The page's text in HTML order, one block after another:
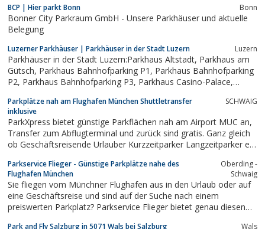
BCP | Hier parkt Bonn Bonn
Bonner City Parkraum GmbH - Unsere Parkhäuser und aktuelle
Belegung
Luzerner Parkhäuser | Parkhäuser in der Stadt Luzern Luzern
Parkhäuser in der Stadt Luzern:Parkhaus Altstadt, Parkhaus am
Gütsch, Parkhaus Bahnhofparking P1, Parkhaus Bahnhofparking
P2, Parkhaus Bahnhofparking P3, Parkhaus Casino-Palace,
Parkplätze nah am Flughafen München Shuttletransfer
inklusive
SCHWAIG
ParkXpress bietet günstige Parkflächen nah am Airport MUC an,
Transfer zum Abflugterminal und zurück sind gratis. Ganz gleich
ob Geschäftsreisende Urlauber Kurzzeitparker Langzeitparker es
Weitere Serviceleistungen und Preise entnehmen Sie direkt auf
der Homepage...
Parkservice Flieger - Günstige Parkplätze nahe des
Flughafen München
Oberding -
Schwaig
Sie fliegen vom Münchner Flughafen aus in den Urlaub oder auf
eine Geschäftsreise und sind auf der Suche nach einem
preiswerten Parkplatz? Parkservice Flieger bietet genau diesen
Park and Fly Salzburg in 5071 Wals bei Salzburg Wals